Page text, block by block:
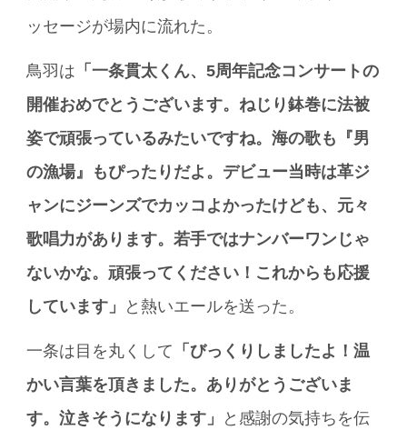
ッセージが場内に流れた。
鳥羽は 「一条貫太くん、5周年記念コンサートの
開催おめでとうございます。ねじり鉢巻に法被
姿で頑張っているみたいですね。海の歌も『男
の漁場』もぴったりだよ。デビュー当時は革ジ
ャンにジーンズでカッコよかったけども、元々
歌唱力があります。若手ではナンバーワンじゃ
ないかな。頑張ってください！これからも応援
しています」
と熱いエールを送った。
一条は目を丸くして 「びっくりしましたよ！温
かい言葉を頂きました。ありがとうございま
す。泣きそうになります」
と感謝の気持ちを伝